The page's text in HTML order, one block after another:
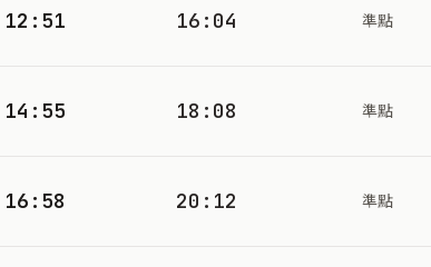
12:51 16:04 準點
14:55 18:08 準點
16:58 20:12 準點